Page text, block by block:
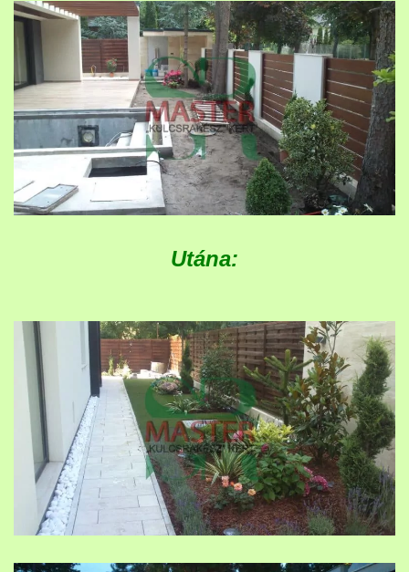
Utána: